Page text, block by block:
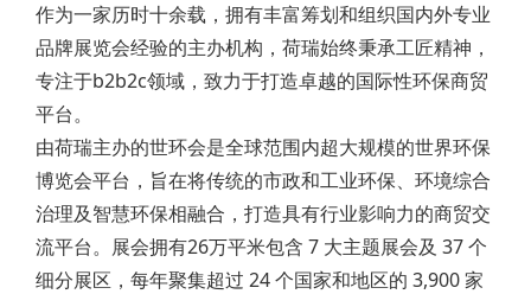
作为一家历时十余载，拥有丰富筹划和组织国内外专业
品牌展览会经验的主办机构，荷瑞始终秉承工匠精神，
专注于b2b2c领域，致力于打造卓越的国际性环保商贸
平台。
由荷瑞主办的世环会是全球范围内超大规模的世界环保
博览会平台，旨在将传统的市政和工业环保、环境综合
治理及智慧环保相融合，打造具有行业影响力的商贸交
流平台。展会拥有26万平米包含 7 大主题展会及 37 个
细分展区，每年聚集超过 24 个国家和地区的 3,900 家